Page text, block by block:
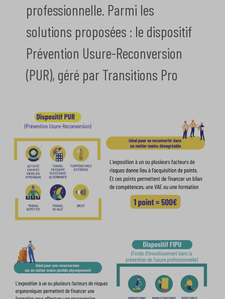
professionnelle. Parmi les
solutions proposées : le dispositif
Prévention Usure-Reconversion
(PUR), géré par Transitions Pro